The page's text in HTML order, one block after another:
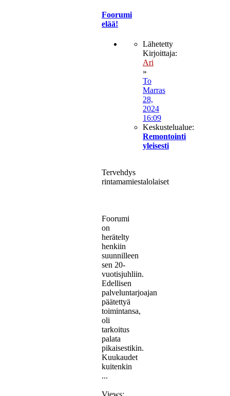
Viesti
Foorumi
elää!
Lähetetty
Kirjoittaja:
Ari
»
To
Marras
28,
2024
16:09
Keskustelualue:
Remontointi
yleisesti
Tervehdys
rintamamiestalolaiset
Foorumi
on
herätelty
henkiin
suunnilleen
sen 20-
vuotisjuhliin.
Edellisen
palveluntarjoajan
päätettyä
toimintansa,
oli
tarkoitus
palata
pikaisestikin.
Kuukaudet
kuitenkin
...
Views: